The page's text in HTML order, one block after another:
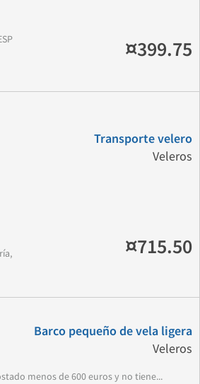
¤399.75
Transporte velero
Veleros
¤715.50
Barco pequeño de vela ligera
Veleros
menos de 600 euros y no tiene...